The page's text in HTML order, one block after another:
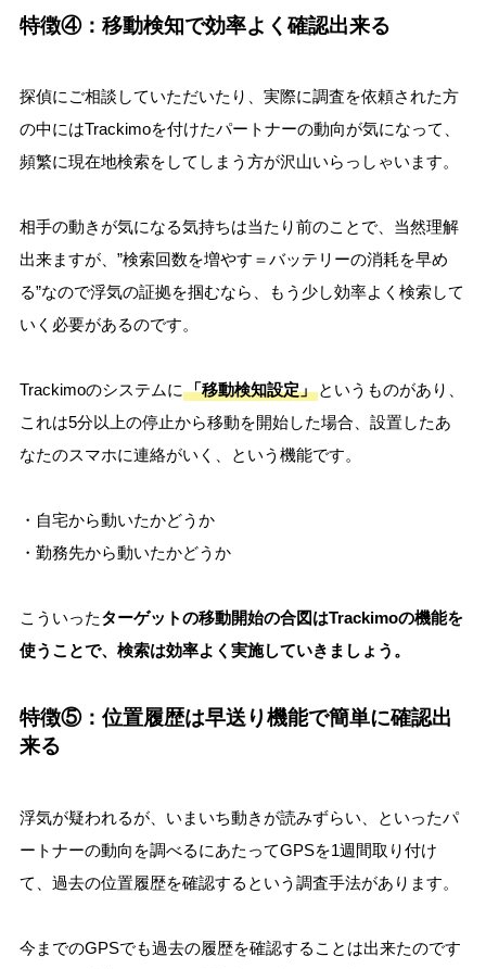
特徴④：移動検知で効率よく確認出来る
探偵にご相談していただいたり、実際に調査を依頼された方
の中にはTrackimoを付けたパートナーの動向が気になって、
頻繁に現在地検索をしてしまう方が沢山いらっしゃいます。
相手の動きが気になる気持ちは当たり前のことで、当然理解
出来ますが、”検索回数を増やす＝バッテリーの消耗を早め
る”なので浮気の証拠を掴むなら、もう少し効率よく検索して
いく必要があるのです。
Trackimoのシステムに 「移動検知設定」というものがあり、
これは5分以上の停止から移動を開始した場合、設置したあ
なたのスマホに連絡がいく、という機能です。
・自宅から動いたかどうか
・勤務先から動いたかどうか
こういったターゲットの移動開始の合図はTrackimoの機能を
使うことで、検索は効率よく実施していきましょう。
特徴⑤：位置履歴は早送り機能で簡単に確認出
来る
浮気が疑われるが、いまいち動きが読みずらい、といったパ
ートナーの動向を調べるにあたってGPSを1週間取り付け
て、過去の位置履歴を確認するという調査手法があります。
今までのGPSでも過去の履歴を確認することは出来たのです